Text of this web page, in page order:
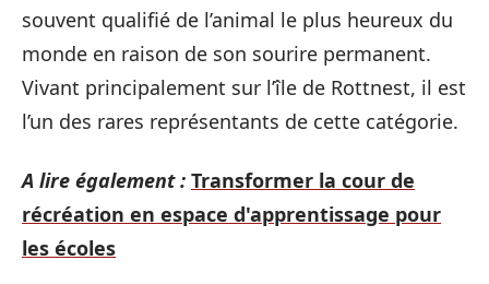
souvent qualifié de l’animal le plus heureux du
monde en raison de son sourire permanent.
Vivant principalement sur l’île de Rottnest, il est
l’un des rares représentants de cette catégorie.
A lire également : Transformer la cour de
récréation en espace d'apprentissage pour
les écoles